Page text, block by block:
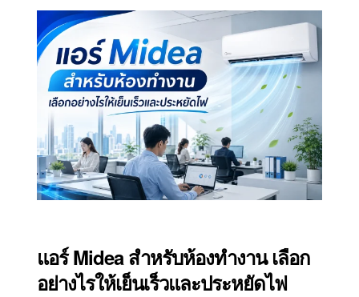
แอร์ Midea สำหรับห้องทำงาน เลือก
อย่างไรให้เย็นเร็วและประหยัดไฟ